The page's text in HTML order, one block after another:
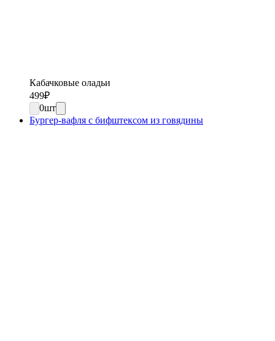
Кабачковые оладьи
499₽
0шт
Бургер-вафля с бифштексом из говядины